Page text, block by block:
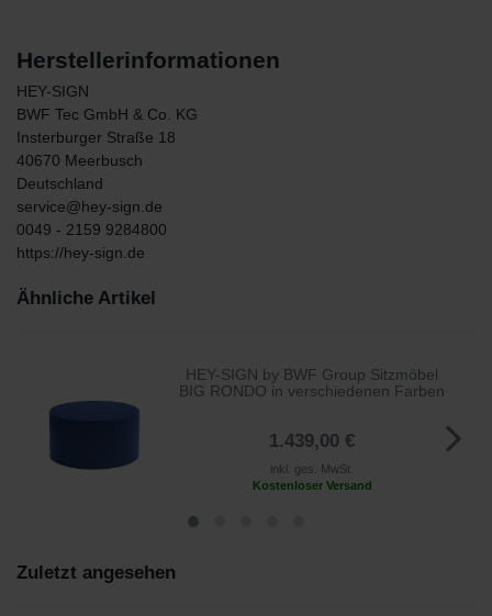
Herstellerinformationen
HEY-SIGN
BWF Tec GmbH & Co. KG
Insterburger Straße 18
40670 Meerbusch
Deutschland
service@hey-sign.de
0049 - 2159 9284800
https://hey-sign.de
Ähnliche Artikel
HEY-SIGN by BWF Group Sitzmöbel
BIG RONDO in verschiedenen Farben
1.439,00 €
inkl. ges. MwSt.
Kostenloser Versand
Zuletzt angesehen